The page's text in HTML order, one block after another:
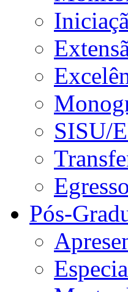
SISU/
Pós-